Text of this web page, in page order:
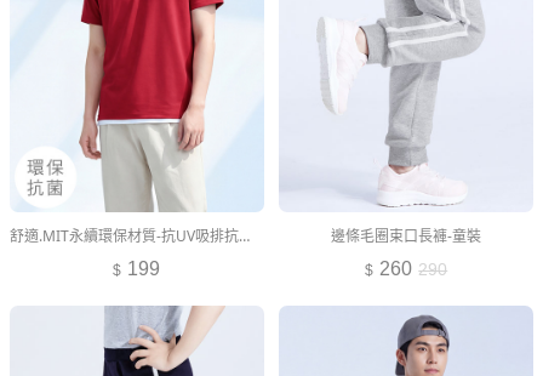
舒適.MIT永續環保材質-抗UV吸排抗菌polo衫-男裝
199
邊條毛圈束口長褲-童裝
260 290